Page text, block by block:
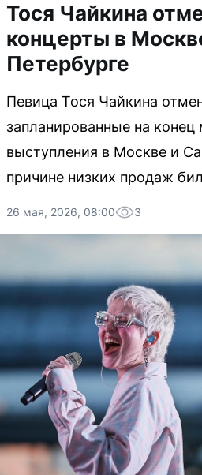
Тося Чайкина
концерты в
Петербурге
Певица Тося Чайкина
запланированные на
выступления в Москве и
причине низких продаж
26 мая, 2026, 08:00 3